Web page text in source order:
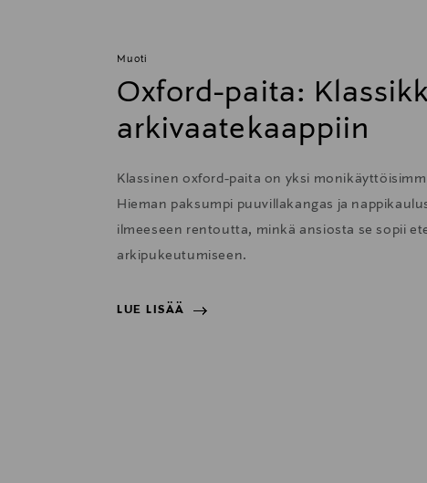
Muoti
Oxford-paita:
arkivaatekaappiin
Klassinen oxford-paita on yksi
Hieman paksumpi puuvillakangas ja
ilmeeseen rentoutta, minkä ansiosta se sopii
arkipukeutumiseen.
LUE LISÄÄ